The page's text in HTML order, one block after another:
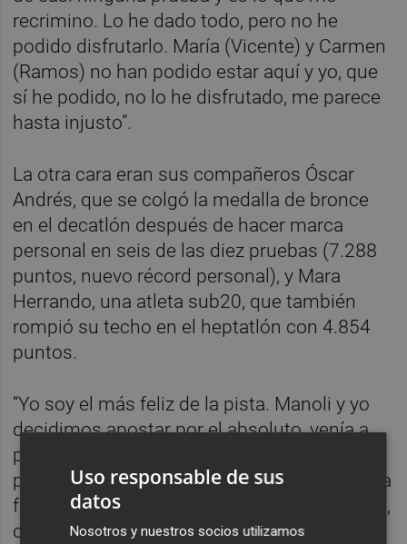
recrimino. Lo he dado todo, pero no he
podido disfrutarlo. María (Vicente) y Carmen
(Ramos) no han podido estar aquí y yo, que
sí he podido, no lo he disfrutado, me parece
hasta injusto”.
La otra cara eran sus compañeros Óscar
Andrés, que se colgó la medalla de bronce
en el decatlón después de hacer marca
personal en seis de las diez pruebas (7.288
puntos, nuevo récord personal), y Mara
Herrando, una atleta sub20, que también
rompió su techo en el heptatlón con 4.854
puntos.
“Yo soy el más feliz de la pista. Manoli y yo
decidimos apostar por el absoluto, venía a
por una marca personal, desde la primera
prueba me encontré súper bien. El primer día
fue espectacular”, explica el atleta del Playas,
que da mucho valor al gran grupo de
Uso responsable de sus
datos
Nosotros y nuestros socios utilizamos